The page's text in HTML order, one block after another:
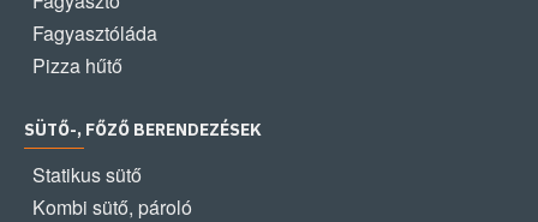
Fagyasztóláda
Pizza hűtő
SÜTŐ-, FŐZŐ BERENDEZÉSEK
Statikus sütő
Kombi sütő, pároló